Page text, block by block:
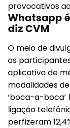
provocativos
Whatsapp
diz CVM
O meio de
os
aplicativo de
modalidades
‘boca-a-boca’
ligação
perfizeram